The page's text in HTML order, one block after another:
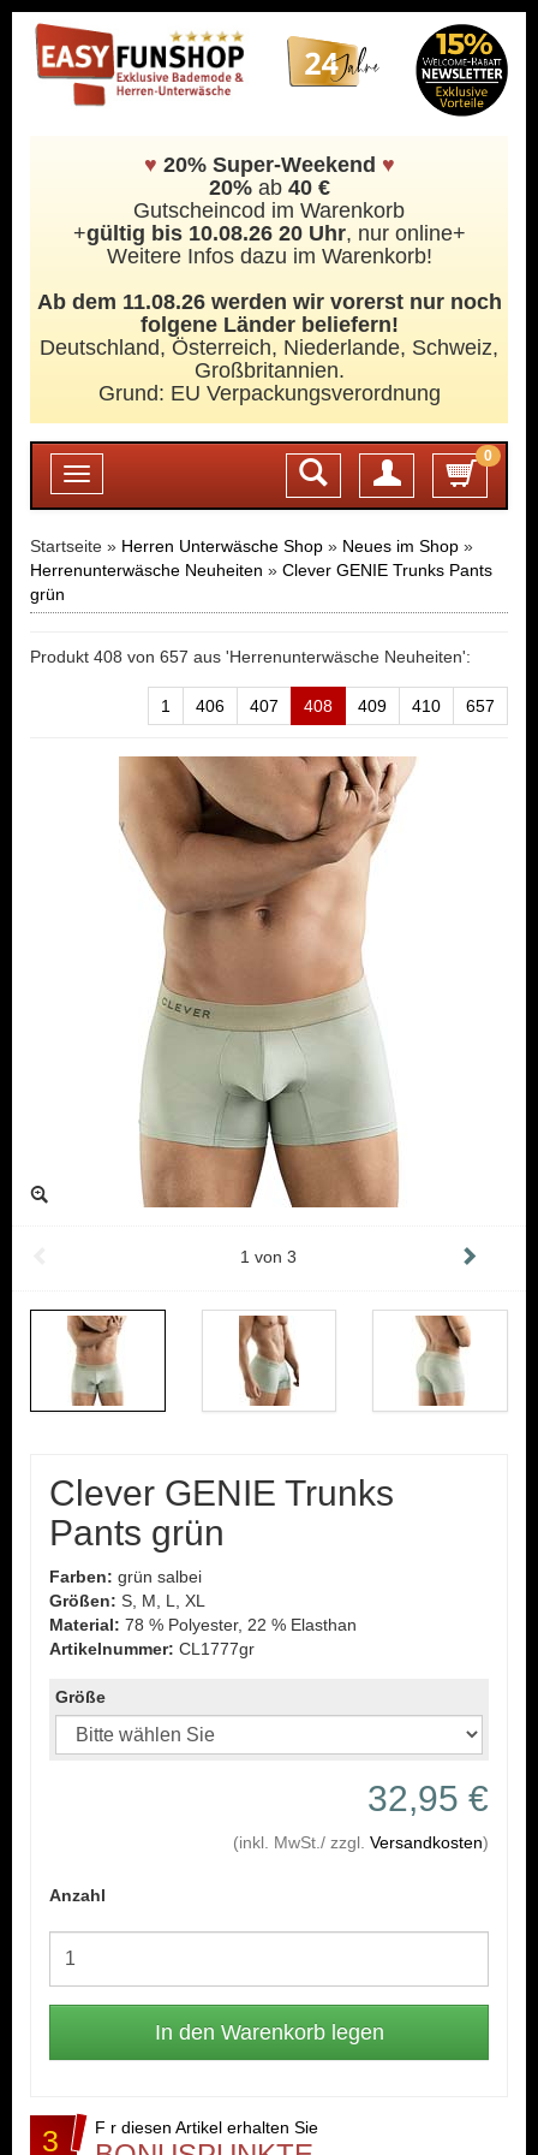
♥ 20% Super-Weekend ♥
20%ab 40 €
Gutscheincod im Warenkorb
+gültig bis 10.08.26 20 Uhr, nur online+
Weitere Infos dazu im Warenkorb!
Ab dem 11.08.26 werden wir vorerst nur noch
folgene Länder beliefern!
Deutschland, Österreich, Niederlande, Schweiz,
Großbritannien.
Grund: EU Verpackungsverordnung
Toggle
navigation
0
Login
Startseite » Herren Unterwäsche Shop » Neues im Shop »
Herrenunterwäsche Neuheiten » Clever GENIE Trunks Pants
grün
Produkt 408 von 657 aus 'Herrenunterwäsche Neuheiten':
1 406 407 408 409 410 657
1 von3
Clever GENIE Trunks
Pants grün
Farben: grün salbei
Größen: S, M, L, XL
Material: 78 % Polyester, 22 % Elasthan
Artikelnummer: CL1777gr
Größe
32,95 €
(inkl. MwSt./ zzgl. Versandkosten)
Anzahl
3 F r diesen Artikel erhalten Sie